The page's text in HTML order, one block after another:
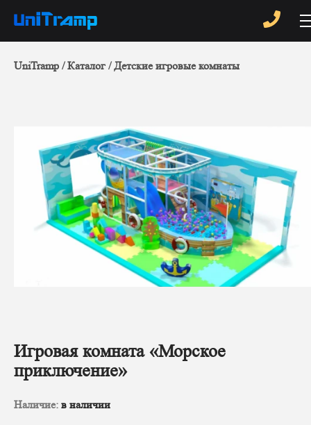
UniTramp Каталог Детские игровые комнаты
Игровая комната «Морское
приключение»
Наличие: в наличии